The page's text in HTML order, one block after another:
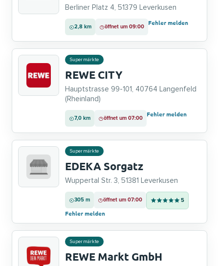
Berliner Platz 4, 51379 Leverkusen
2,8 km öffnet um 09:00
Fehler melden
Supermärkte
REWE CITY
Hauptstrasse 99-101, 40764 Langenfeld
(Rheinland)
7,0 km öffnet um 07:00
Fehler melden
Supermärkte
EDEKA Sorgatz
Wuppertal Str. 3, 51381 Leverkusen
305 m öffnet um 07:00 5
Fehler melden
Supermärkte
REWE Markt GmbH